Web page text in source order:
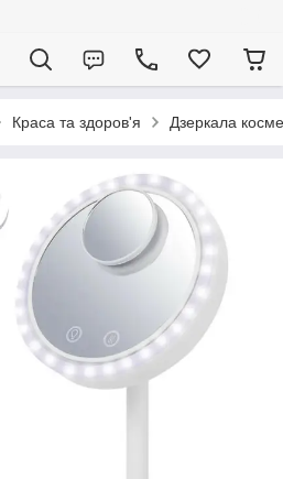
Краса та здоров'я Дзеркала